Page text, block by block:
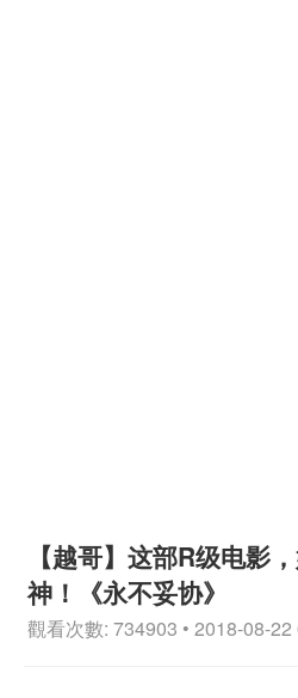
【越哥】这部R级电影
神！《永不妥协》
觀看次數: 734903 • 2018-08-22